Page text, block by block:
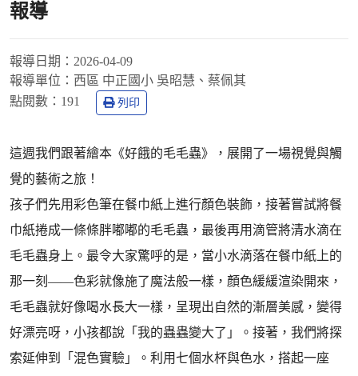
報導
報導日期： 2026-04-09
報導單位： 西區 中正國小 吳昭慧、蔡佩其
點閱數： 191 列印
這週我們跟著繪本《好餓的毛毛蟲》，展開了一場視覺與觸
覺的藝術之旅！
孩子們先用彩色筆在餐巾紙上進行顏色裝飾，接著嘗試將餐
巾紙捲成一條條胖嘟嘟的毛毛蟲，最後再用滴管將清水滴在
毛毛蟲身上。最令大家驚呼的是，當小水滴落在餐巾紙上的
那一刻——色彩就像施了魔法般一樣，顏色緩緩渲染開來，
毛毛蟲就好像喝水長大一樣，呈現出自然的漸層美感，變得
好漂亮呀，小孩都說「我的蟲蟲變大了」。接著，我們將探
索延伸到「混色實驗」。利用七個水杯與色水，搭起一座